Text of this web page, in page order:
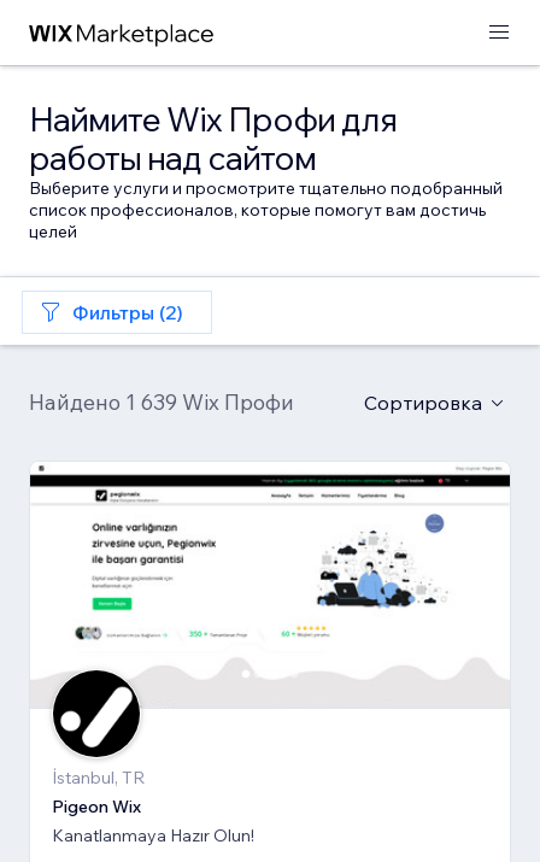
Наймите Wix Профи для
работы над сайтом
Выберите услуги и просмотрите тщательно подобранный
список профессионалов, которые помогут вам достичь
целей
Фильтры (2)
Найдено 1 639 Wix Профи Сортировка
İstanbul, TR
Pigeon Wix
Kanatlanmaya Hazır Olun!